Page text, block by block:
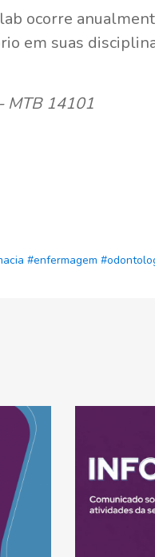
ocorre
em suas
MTB 14101
#enfermagem